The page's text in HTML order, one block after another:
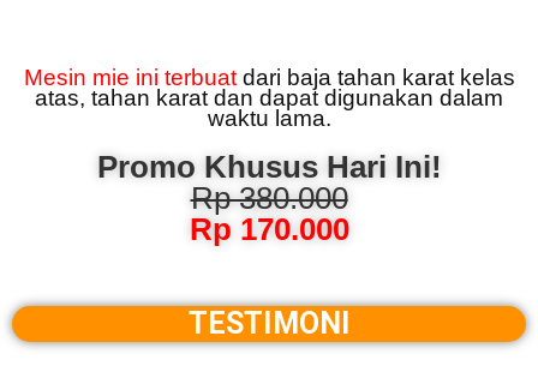
Mesin mie ini terbuat dari baja tahan karat kelas
atas, tahan karat dan dapat digunakan dalam
waktu lama.
Promo Khusus Hari Ini!
Rp 380.000
Rp 170.000
TESTIMONI